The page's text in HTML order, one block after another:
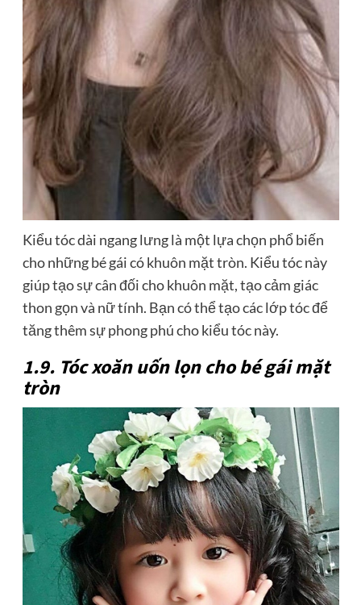
Kiểu tóc dài ngang lưng là một lựa chọn phổ biến
cho những bé gái có khuôn mặt tròn. Kiểu tóc này
giúp tạo sự cân đối cho khuôn mặt, tạo cảm giác
thon gọn và nữ tính. Bạn có thể tạo các lớp tóc để
tăng thêm sự phong phú cho kiểu tóc này.
1.9. Tóc xoăn uốn lọn cho bé gái mặt
tròn